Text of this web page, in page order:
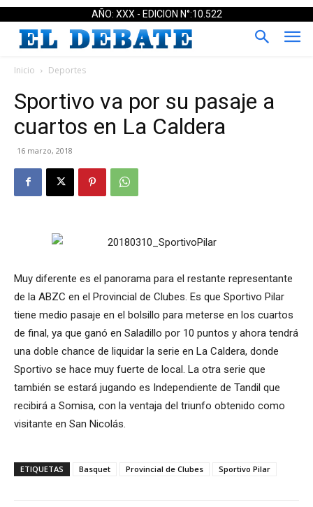
AÑO: XXX - EDICION N°:10.522
Inicio Deportes
Sportivo va por su pasaje a
cuartos en La Caldera
16 marzo, 2018
Muy diferente es el panorama para el restante representante
de la ABZC en el Provincial de Clubes. Es que Sportivo Pilar
tiene medio pasaje en el bolsillo para meterse en los cuartos
de final, ya que ganó en Saladillo por 10 puntos y ahora tendrá
una doble chance de liquidar la serie en La Caldera, donde
Sportivo se hace muy fuerte de local. La otra serie que
también se estará jugando es Independiente de Tandil que
recibirá a Somisa, con la ventaja del triunfo obtenido como
visitante en San Nicolás.
ETIQUETAS Basquet Provincial de Clubes Sportivo Pilar